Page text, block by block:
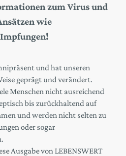
zum Virus und
wie
und hat unseren
geprägt und verändert.
Menschen nicht ausreichend
bis zurückhaltend auf
und werden nicht selten zu
oder sogar
Ausgabe von LEBENSWERT